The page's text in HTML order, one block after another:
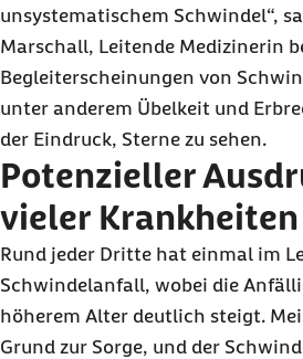
unsystematischem Schwindel“,
Marschall, Leitende Medizinerin
Begleiterscheinungen von
unter anderem Übelkeit und
der Eindruck, Sterne zu sehen.
Potenzieller
vieler Krankheiten
Rund jeder Dritte hat einmal im
Schwindelanfall, wobei die
höherem Alter deutlich steigt.
Grund zur Sorge, und der